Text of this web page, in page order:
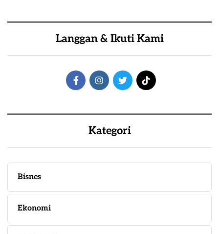
Langgan & Ikuti Kami
Kategori
Bisnes
Ekonomi